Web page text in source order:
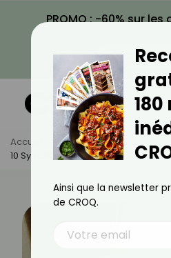
PROMO : -60% sur
VOIR LA
Accueil Actus
Santé
10 Symptômes Du Cancer De La
Ainsi que la newsletter
de CROQ.